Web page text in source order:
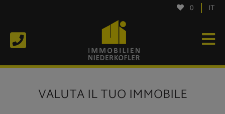
0 IT
VALUTA IL TUO IMMOBILE